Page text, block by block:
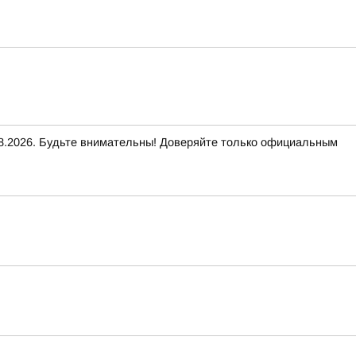
Будьте внимательны! Доверяйте только официальным